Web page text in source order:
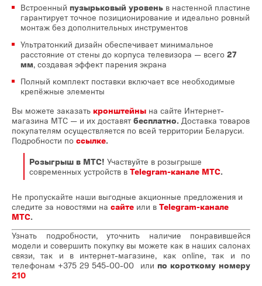
Встроенный пузырьковый уровень в настенной пластине
гарантирует точное позиционирование и идеально ровный
монтаж без дополнительных инструментов
Ультратонкий дизайн обеспечивает минимальное
расстояние от стены до корпуса телевизора — всего 27
мм, создавая эффект парения экрана
Полный комплект поставки включает все необходимые
крепёжные элементы
Вы можете заказать кронштейны на сайте Интернет-
магазина МТС — и их доставят бесплатно. Доставка товаров
покупателям осуществляется по всей территории Беларуси.
Подробности по ссылке.
Розыгрыш в МТС! Участвуйте в розыгрыше
современных устройств в Telegram-канале МТС.
Не пропускайте наши выгодные акционные предложения и
следите за новостями на сайте или в Telegram-канале
МТС.
Узнать подробности, уточнить наличие понравившейся
модели и совершить покупку вы можете как в наших салонах
связи, так и в интернет-магазине, как online, так и по
телефонам +375 29 545-00-00 или по короткому номеру
210